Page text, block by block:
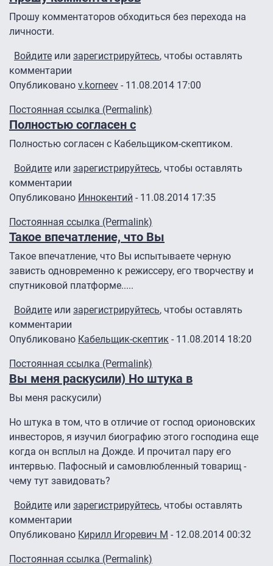
Прошу комментаторов обходиться без перехода на
личности.
Войдите или зарегистрируйтесь, чтобы оставлять
комментарии
Опубликовано v.korneev - 11.08.2014 17:00
Постоянная ссылка (Permalink)
Полностью согласен с
Полностью согласен с Кабельщиком-скептиком.
Войдите или зарегистрируйтесь, чтобы оставлять
комментарии
Опубликовано Иннокентий - 11.08.2014 17:35
Ответ наБездарный режиссер потыркался
Постоянная ссылка (Permalink)
Такое впечатление, что Вы
Такое впечатление, что Вы испытываете черную
зависть одновременно к режиссеру, его творчеству и
спутниковой платформе.....
Войдите или зарегистрируйтесь, чтобы оставлять
комментарии
Опубликовано Кабельщик-скептик - 11.08.2014 18:20
Постоянная ссылка (Permalink)
Вы меня раскусили) Но штука в
Вы меня раскусили)
Но штука в том, что в отличие от господ орионовских
инвесторов, я изучил биографию этого господина еще
когда он всплыл на Дожде. И прочитал пару его
интервью. Пафосный и самовлюбленный товарищ -
чему тут завидовать?
Войдите или зарегистрируйтесь, чтобы оставлять
комментарии
Опубликовано Кирилл Игоревич М - 12.08.2014 00:32
Ответ наБездарный режиссер потыркался
Постоянная ссылка (Permalink)